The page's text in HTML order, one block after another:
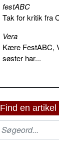
festABC
Tak for kritik fra
Vera
Kære FestABC,
søster har...
Find en artikel